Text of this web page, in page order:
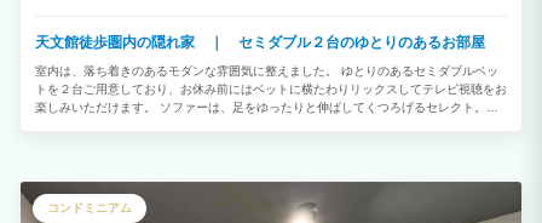
天文館徒歩圏内の隠れ家 ｜ セミダブル２台のゆとりのあるお部屋
室内は、落ち着きのあるモダンな雰囲気に整えました。 ゆとりのあるセミダブルベッ
トを２台ご用意しており、お休み前にはベットに横たわりリックスしてテレビ視聴をお
楽しみいただけます。 ソファーは、足をゆったりと伸ばしてくつろげるセレクト。観
コンドミニアム